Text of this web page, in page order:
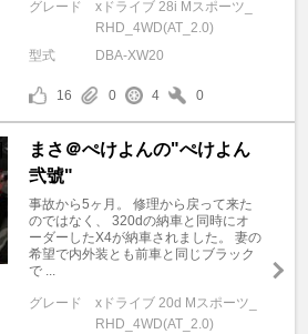
グレード
xドライブ 28i Mスポーツ_
RHD_4WD(AT_2.0)
型式
DBA-XW20
16 0 4 0
まさ＠ぺけよんの"ぺけよん
弐號"
事故から5ヶ月。 修理から戻って来た
のではなく、 320dの納車と同時にオ
ーダーしたX4が納車されました。 妻の
希望で内外装とも前車と同じブラック
で ...
グレード
xドライブ 20d Mスポーツ_
RHD_4WD(AT_2.0)